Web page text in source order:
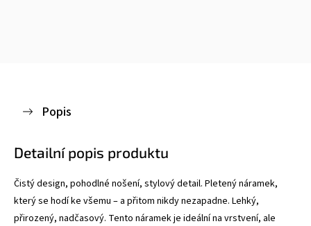
Popis
Detailní popis produktu
Čistý design, pohodlné nošení, stylový detail. Pletený náramek,
který se hodí ke všemu – a přitom nikdy nezapadne. Lehký,
přirozený, nadčasový. Tento náramek je ideální na vrstvení, ale